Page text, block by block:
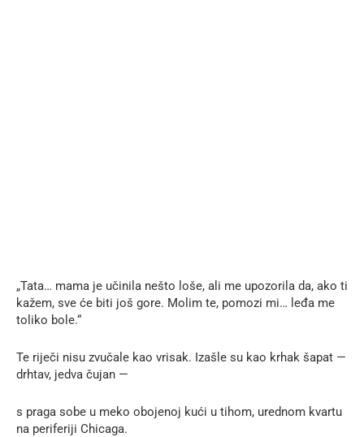
„Tata… mama je učinila nešto loše, ali me upozorila da, ako ti
kažem, sve će biti još gore. Molim te, pomozi mi… leđa me
toliko bole.“
Te riječi nisu zvučale kao vrisak. Izašle su kao krhak šapat —
drhtav, jedva čujan —
s praga sobe u meko obojenoj kući u tihom, urednom kvartu
na periferiji Chicaga.